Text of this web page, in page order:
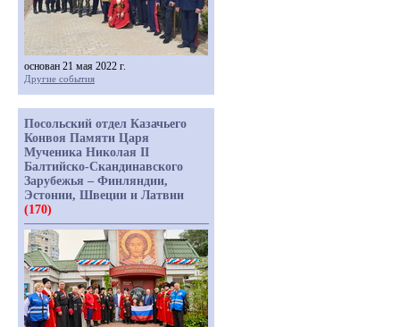
основан 21 мая 2022 г.
Другие события
Посольский отдел Казачьего
Конвоя Памяти Царя
Мученика Николая II
Балтийско-Скандинавского
Зарубежья – Финляндии,
Эстонии, Швеции и Латвии
(170)